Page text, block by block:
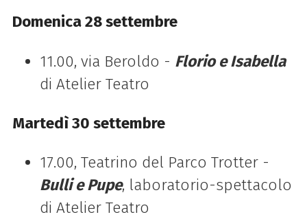
Domenica 28 settembre
11.00, via Beroldo - Florio e Isabella
di Atelier Teatro
Martedì 30 settembre
17.00, Teatrino del Parco Trotter -
Bulli e Pupe, laboratorio-spettacolo
di Atelier Teatro